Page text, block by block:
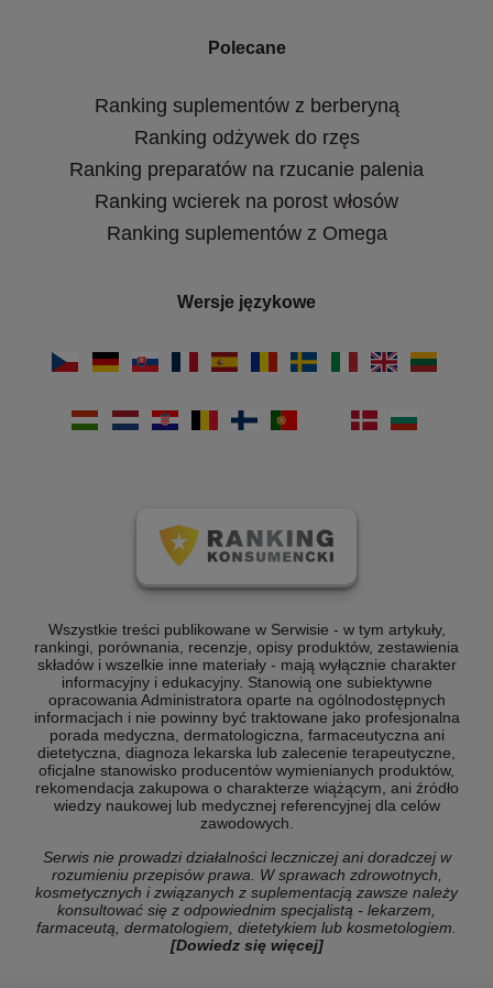
Polecane
Ranking suplementów z berberyną
Ranking odżywek do rzęs
Ranking preparatów na rzucanie palenia
Ranking wcierek na porost włosów
Ranking suplementów z Omega
Wersje językowe
Wszystkie treści publikowane w Serwisie - w tym artykuły,
rankingi, porównania, recenzje, opisy produktów, zestawienia
składów i wszelkie inne materiały - mają wyłącznie charakter
informacyjny i edukacyjny. Stanowią one subiektywne
opracowania Administratora oparte na ogólnodostępnych
informacjach i nie powinny być traktowane jako profesjonalna
porada medyczna, dermatologiczna, farmaceutyczna ani
dietetyczna, diagnoza lekarska lub zalecenie terapeutyczne,
oficjalne stanowisko producentów wymienianych produktów,
rekomendacja zakupowa o charakterze wiążącym, ani źródło
wiedzy naukowej lub medycznej referencyjnej dla celów
zawodowych.
Serwis nie prowadzi działalności leczniczej ani doradczej w
rozumieniu przepisów prawa. W sprawach zdrowotnych,
kosmetycznych i związanych z suplementacją zawsze należy
konsultować się z odpowiednim specjalistą - lekarzem,
farmaceutą, dermatologiem, dietetykiem lub kosmetologiem.
[Dowiedz się więcej]